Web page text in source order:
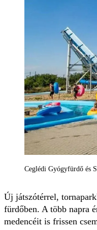
Ceglédi Gyógyfürdő és
Új játszótérrel,
fürdőben. A több napra
medencéit is frissen